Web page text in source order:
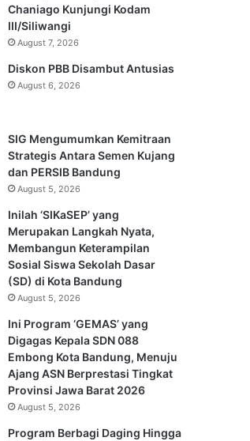
Chaniago Kunjungi Kodam
III/Siliwangi
August 7, 2026
Diskon PBB Disambut Antusias
August 6, 2026
SIG Mengumumkan Kemitraan
Strategis Antara Semen Kujang
dan PERSIB Bandung
August 5, 2026
Inilah ‘SIKaSEP’ yang
Merupakan Langkah Nyata,
Membangun Keterampilan
Sosial Siswa Sekolah Dasar
(SD) di Kota Bandung
August 5, 2026
Ini Program ‘GEMAS’ yang
Digagas Kepala SDN 088
Embong Kota Bandung, Menuju
Ajang ASN Berprestasi Tingkat
Provinsi Jawa Barat 2026
August 5, 2026
Program Berbagi Daging Hingga